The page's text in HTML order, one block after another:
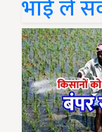
भाई ले